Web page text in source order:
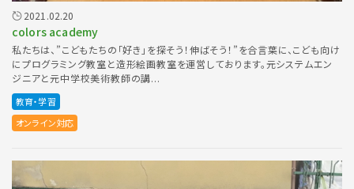
2021.02.20
colors academy
私たちは、”こどもたちの「好き」を探そう！伸ばそう！”を合言葉に、こども向け
にプログラミング教室と造形絵画教室を運営しております。元システムエン
ジニアと元中学校美術教師の講...
教育・学習
オンライン対応